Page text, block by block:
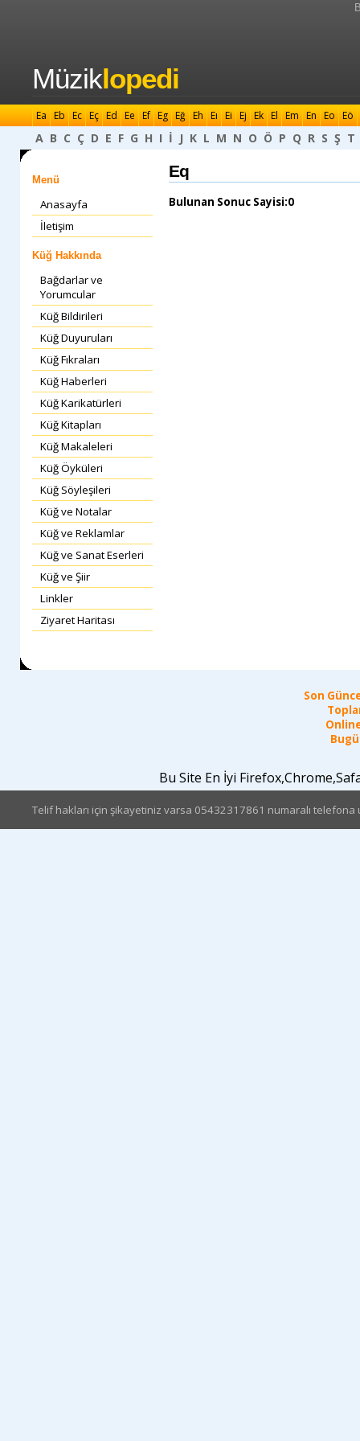
Müziklopedi
Ea Eb Ec Eç Ed Ee Ef Eg Eğ Eh Eı Ei Ej Ek El Em En Eo Eö
A B C Ç D E F G H I İ J K L M N O Ö P Q R S Ş T
Menü
Anasayfa
İletişim
Küğ Hakkında
Bağdarlar ve
Yorumcular
Küğ Bildirileri
Küğ Duyuruları
Küğ Fıkraları
Küğ Haberleri
Küğ Karikatürleri
Küğ Kitapları
Küğ Makaleleri
Küğ Öyküleri
Küğ Söyleşileri
Küğ ve Notalar
Küğ ve Reklamlar
Küğ ve Sanat Eserleri
Küğ ve Şiir
Linkler
Ziyaret Haritası
Eq
Bulunan Sonuc Sayisi:0
Son
Bu Site En İyi
Telif hakları için şikayetiniz varsa 05432317861 numaralı telefona